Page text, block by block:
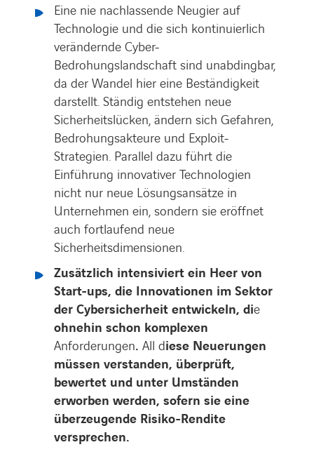
Eine nie nachlassende Neugier auf
Technologie und die sich kontinuierlich
verändernde Cyber-
Bedrohungslandschaft sind unabdingbar,
da der Wandel hier eine Beständigkeit
darstellt. Ständig entstehen neue
Sicherheitslücken, ändern sich Gefahren,
Bedrohungsakteure und Exploit-
Strategien. Parallel dazu führt die
Einführung innovativer Technologien
nicht nur neue Lösungsansätze in
Unternehmen ein, sondern sie eröffnet
auch fortlaufend neue
Sicherheitsdimensionen.
Zusätzlich intensiviert ein Heer von
Start-ups, die Innovationen im Sektor
der Cybersicherheit entwickeln, die
ohnehin schon komplexen
Anforderungen. All diese Neuerungen
müssen verstanden, überprüft,
bewertet und unter Umständen
erworben werden, sofern sie eine
überzeugende Risiko-Rendite
versprechen.